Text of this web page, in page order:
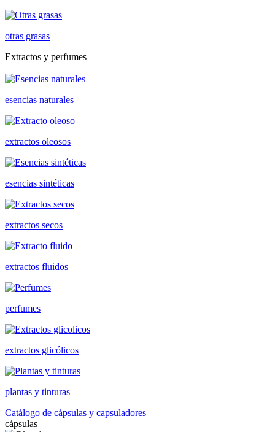
otras grasas
Extractos y perfumes
esencias naturales
extractos oleosos
esencias sintéticas
extractos secos
extractos fluidos
perfumes
extractos glicólicos
plantas y tinturas
Catálogo de cápsulas y capsuladores
cápsulas